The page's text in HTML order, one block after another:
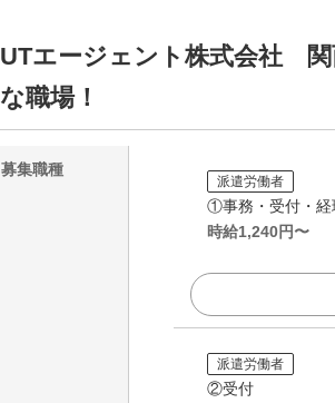
UTエージェント株式会社 関
な職場！
募集職種
派遣労働者
①事務・受付・経
時給1,240円〜
派遣労働者
②受付